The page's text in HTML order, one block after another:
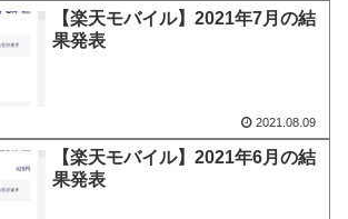
【楽天モバイル】2021年7月の結
果発表
2021.08.09
【楽天モバイル】2021年6月の結
果発表